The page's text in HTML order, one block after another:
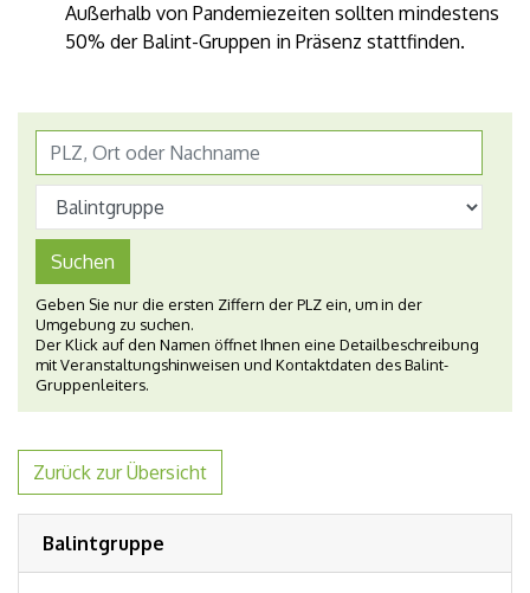
Außerhalb von Pandemiezeiten sollten mindestens
50% der Balint-Gruppen in Präsenz stattfinden.
Suchen
Geben Sie nur die ersten Ziffern der PLZ ein, um in der
Umgebung zu suchen.
Der Klick auf den Namen öffnet Ihnen eine Detailbeschreibung
mit Veranstaltungshinweisen und Kontaktdaten des Balint-
Gruppenleiters.
Zurück zur Übersicht
Balintgruppe